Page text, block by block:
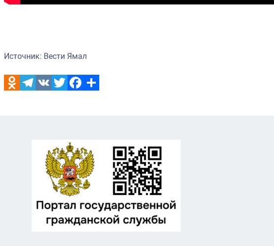
Источник: Вести Ямал